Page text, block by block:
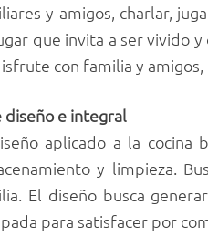
y amigos, charlar,
que invita a ser vivido
con familia y
diseño e integral
aplicado a la cocina
y limpieza.
El diseño busca
para satisfacer por